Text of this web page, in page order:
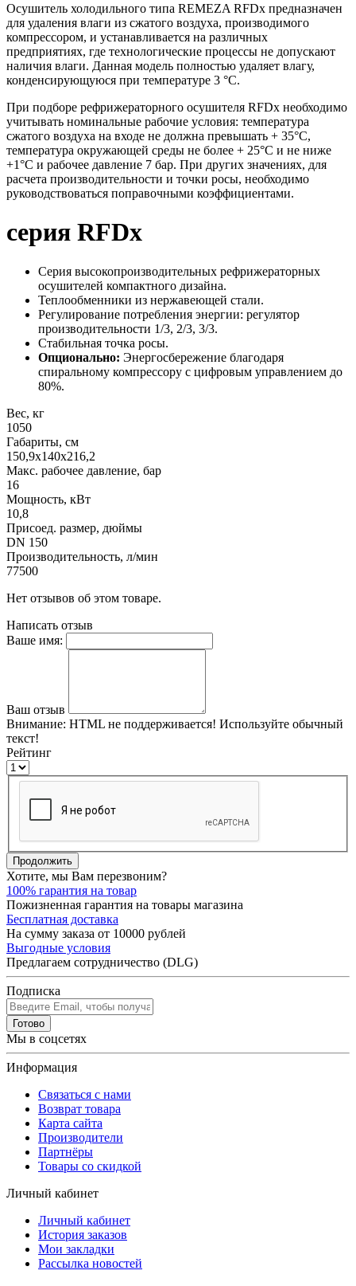
Осушитель холодильного типа REMEZA RFDx предназначен
для удаления влаги из сжатого воздуха, производимого
компрессором, и устанавливается на различных
предприятиях, где технологические процессы не допускают
наличия влаги. Данная модель полностью удаляет влагу,
конденсирующуюся при температуре 3 °С.
При подборе рефрижераторного осушителя RFDx необходимо
учитывать номинальные рабочие условия: температура
сжатого воздуха на входе не должна превышать + 35°С,
температура окружающей среды не более + 25°С и не ниже
+1°С и рабочее давление 7 бар. При других значениях, для
расчета производительности и точки росы, необходимо
руководствоваться поправочными коэффициентами.
серия RFDx
Серия высокопроизводительных рефрижераторных
осушителей компактного дизайна.
Теплообменники из нержавеющей стали.
Регулирование потребления энергии: регулятор
производительности 1/3, 2/3, 3/3.
Стабильная точка росы.
Опционально: Энергосбережение благодаря
спиральному компрессору с цифровым управлением до
80%.
Вес, кг
1050
Габариты, см
150,9х140х216,2
Макс. рабочее давление, бар
16
Мощность, кВт
10,8
Присоед. размер, дюймы
DN 150
Производительность, л/мин
77500
Нет отзывов об этом товаре.
Написать отзыв
Ваше имя:
Ваш отзыв
Внимание: HTML не поддерживается! Используйте обычный
текст!
Рейтинг
Продолжить
Хотите, мы Вам перезвоним?
100% гарантия на товар
Пожизненная гарантия на товары магазина
Бесплатная доставка
На сумму заказа от 10000 рублей
Выгодные условия
Предлагаем сотрудничество (DLG)
Подписка
Готово
Мы в соцсетях
Информация
Связаться с нами
Возврат товара
Карта сайта
Производители
Партнёры
Товары со скидкой
Личный кабинет
Личный кабинет
История заказов
Мои закладки
Рассылка новостей